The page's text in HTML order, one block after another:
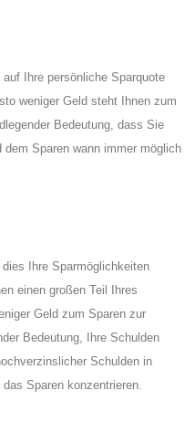
Ihre persönliche Sparquote
weniger Geld steht Ihnen zum
Bedeutung, dass Sie
dem Sparen wann immer möglich
Ihre Sparmöglichkeiten
einen großen Teil Ihres
Geld zum Sparen zur
Bedeutung, Ihre Schulden
Schulden in
Sparen konzentrieren.